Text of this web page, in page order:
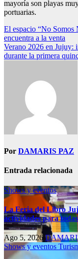
mayoría son playas
portuarias.
Navegación
de
entradas
El espacio “No Somos
encuentra a la venta
Verano 2026 en Jujuy:
durante la primera
Por DAMARIS PAZ
Entrada relacionada
Shows y eventos
La Feria del Libro
actividades para
Ago 5, 2026
Shows y eventos